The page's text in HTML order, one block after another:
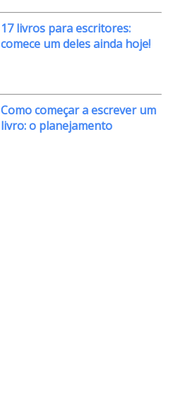
17 livros para escritores:
comece um deles ainda hoje!
Como começar a escrever um
livro: o planejamento